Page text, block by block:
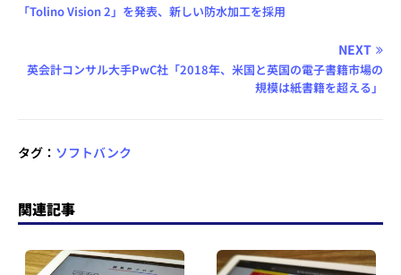
「Tolino Vision 2」を発表、新しい防水加工を採用
NEXT
英会計コンサル大手PwC社「2018年、米国と英国の電子書籍市場の
規模は紙書籍を超える」
タグ： ソフトバンク
関連記事